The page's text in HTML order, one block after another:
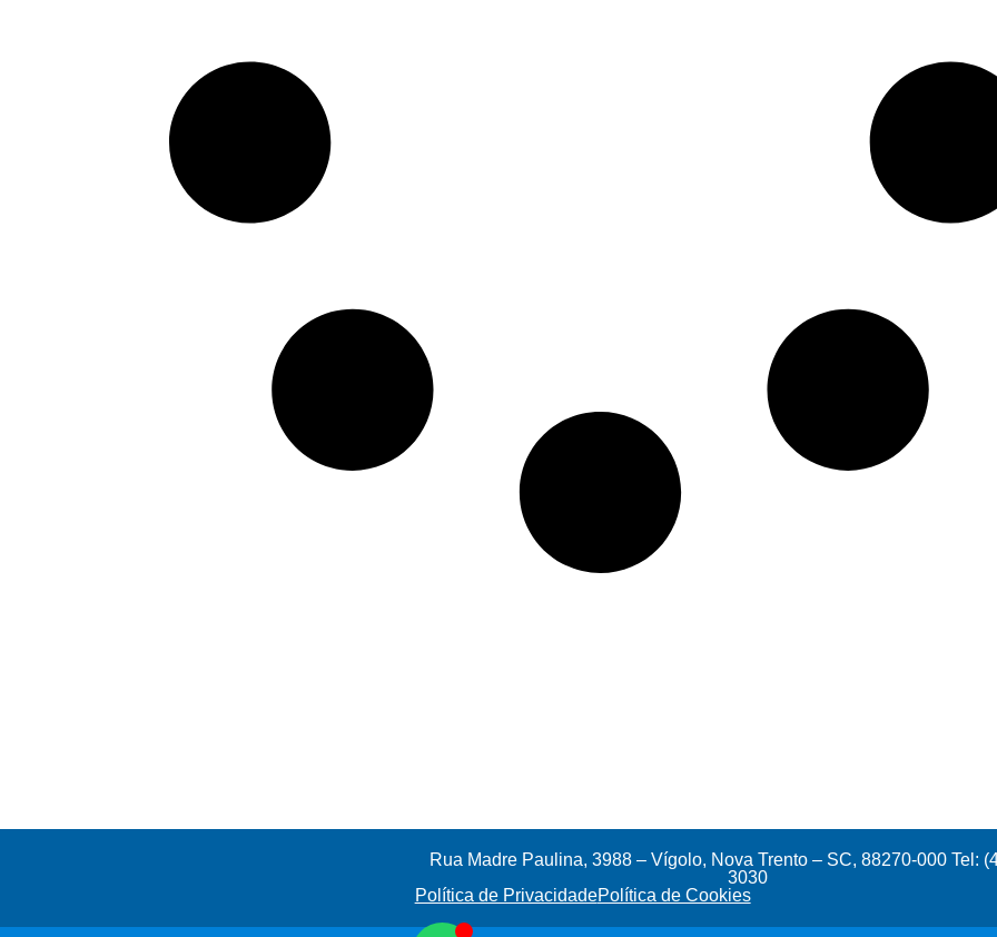
Rua Madre Paulina, 3988 – Vígolo, Nova Trento – SC, 88270-000 Tel:
3030
Política de PrivacidadePolítica de Cookies